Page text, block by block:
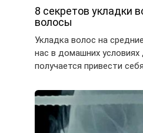
8 секретов укладки
волосы
Укладка волос на
нас в домашних условиях
получается привести